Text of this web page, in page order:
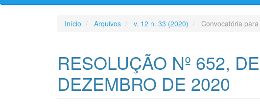
Início Arquivos v. 12 n. 33 (2020) Convocatória
RESOLUÇÃO Nº 652,
DEZEMBRO DE 2020